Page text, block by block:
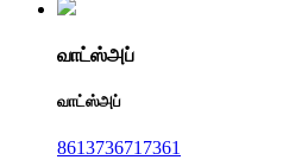
வாட்ஸ்அப்
வாட்ஸ்அப்
8613736717361